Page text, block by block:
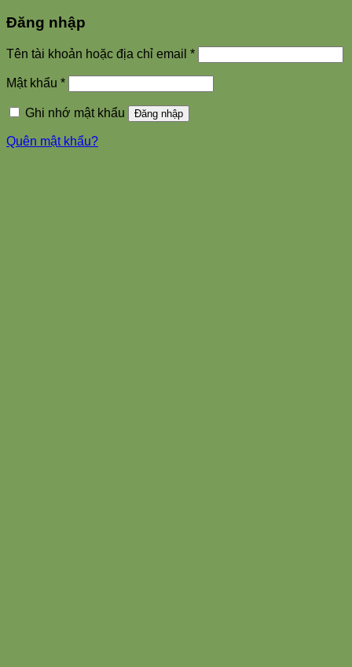
Đăng nhập
Tên tài khoản hoặc địa chỉ email *
Mật khẩu *
Ghi nhớ mật khẩu Đăng nhập
Quên mật khẩu?